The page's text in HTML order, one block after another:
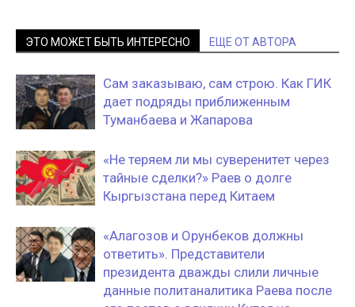
ЭТО МОЖЕТ БЫТЬ ИНТЕРЕСНО ЕЩЕ ОТ АВТОРА
Сам заказываю, сам строю. Как ГИК
дает подряды приближенным
Туманбаева и Жапарова
«Не теряем ли мы суверенитет через
тайные сделки?» Раев о долге
Кыргызстана перед Китаем
«Алагозов и Орунбеков должны
ответить». Представители
президента дважды слили личные
данные политаналитика Раева после